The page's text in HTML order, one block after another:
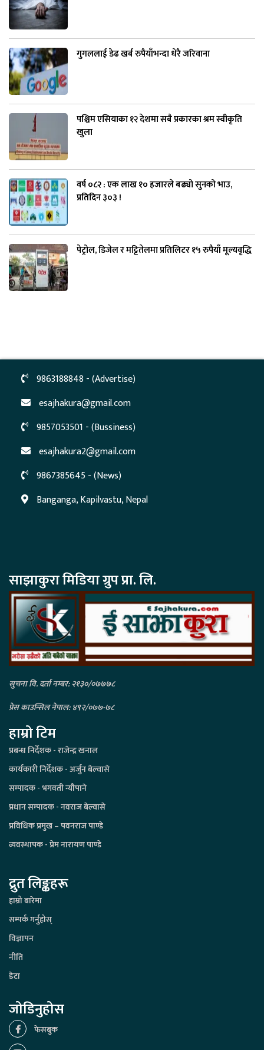
गुगललाई डेढ खर्ब रुपैयाँभन्दा धेरै जरिवाना
पश्चिम एसियाका १२ देशमा सबै प्रकारका श्रम स्वीकृति
खुला
वर्ष ०८२ : एक लाख १० हजारले बढ्यो सुनको भाउ,
प्रतिदिन ३०३ !
पेट्रोल, डिजेल र मट्टितेलमा प्रतिलिटर १५ रुपैयाँ मूल्यवृद्धि
9863188848 - (Advertise)
esajhakura@gmail.com
9857053501 - (Bussiness)
esajhakura2@gmail.com
9867385645 - (News)
Banganga, Kapilvastu, Nepal
साझाकुरा मिडिया ग्रुप प्रा. लि.
सुचना वि. दर्ता नम्बर: २१३०/०७७७८
प्रेस काउन्सिल नेपाल: ४९२/०७७-७८
हाम्रो टिम
प्रबन्ध निर्देशक - राजेन्द्र खनाल
कार्यकारी निर्देशक - अर्जुन बेल्वासे
सम्पादक - भगवती न्यौपाने
प्रधान सम्पादक - नवराज बेल्वासे
प्रविधिक प्रमुख – पवनराज पाण्डे
व्यवस्थापक - प्रेम नारायण पाण्डे
द्रुत लिङ्कहरू
हाम्रो बारेमा
सम्पर्क गर्नुहोस्
विज्ञापन
नीति
डेटा
जोडिनुहोस
फेसबुक